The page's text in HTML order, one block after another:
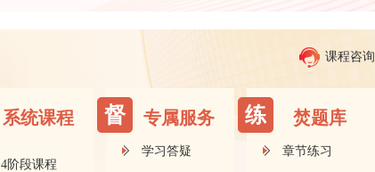
课程咨询
系统课程
4阶段课程
督 专属服务
学习答疑
练 焚题库
章节练习